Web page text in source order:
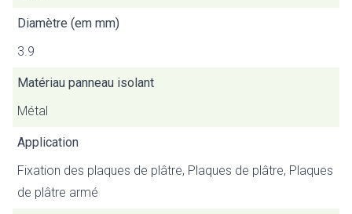
Diamètre (em mm)
3.9
Matériau panneau isolant
Métal
Application
Fixation des plaques de plâtre, Plaques de plâtre, Plaques
de plâtre armé